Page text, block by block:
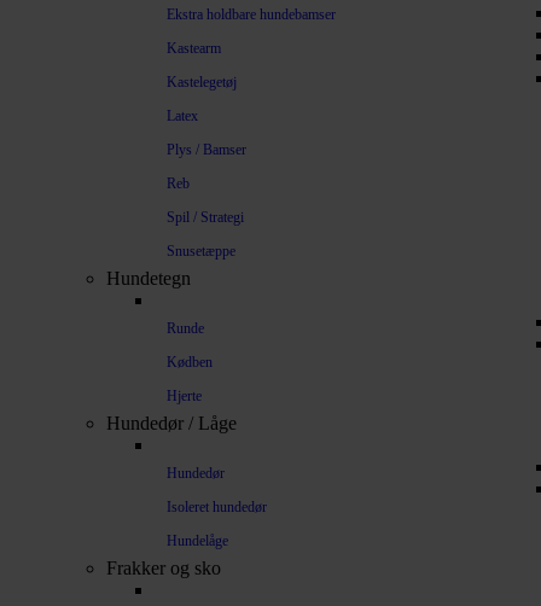
Ekstra holdbare hundebamser
Kastearm
Kastelegetøj
Latex
Plys / Bamser
Reb
Spil / Strategi
Snusetæppe
Hundetegn
Runde
Kødben
Hjerte
Hundedør / Låge
Hundedør
Isoleret hundedør
Hundelåge
Frakker og sko